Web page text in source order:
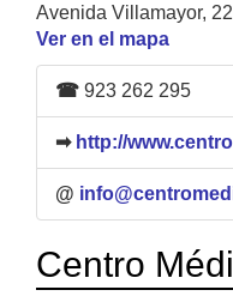
Avenida Villamayor, 22
Ver en el mapa
☎ 923 262 295
➡ http://
@
Centro